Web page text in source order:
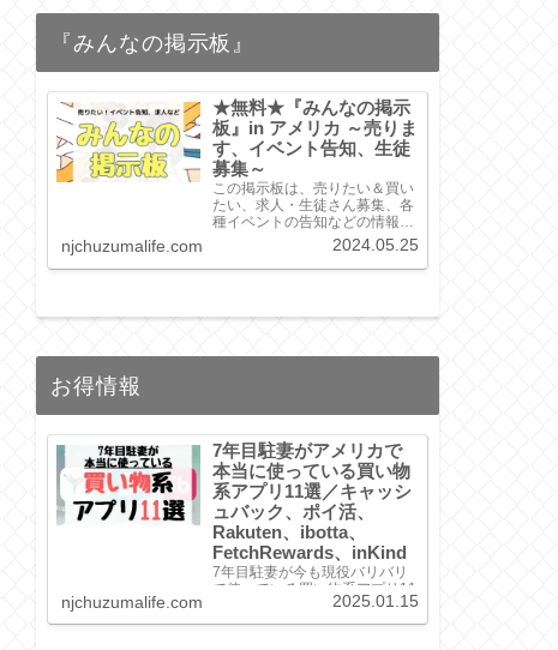
『みんなの掲示板』
★無料★『みんなの掲示
板』in アメリカ ～売りま
す、イベント告知、生徒
募集～
この掲示板は、売りたい＆買い
たい、求人・生徒さん募集、各
種イベントの告知などの情報を
掲載したい場合に、無料でお使
い頂けます。ぜひご利用くださ
い。
njchuzumalife.com 2024.05.25
お得情報
7年目駐妻がアメリカで
本当に使っている買い物
系アプリ11選／キャッシ
ュバック、ポイ活、
Rakuten、ibotta、
FetchRewards、inKind
7年目駐妻が今も現役バリバリ
で使っている買い物系アプリ11
選をご紹介！アプリの特徴、キ
ャッシュバック率、使い方まで
njchuzumalife.com 2025.01.15